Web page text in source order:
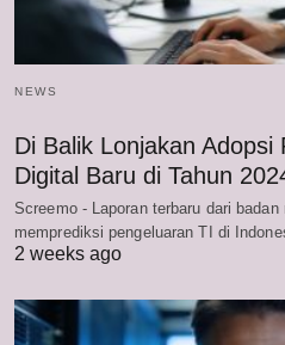
NEWS
Di Balik Lonjakan Adopsi
Digital Baru di Tahun
Screemo - Laporan terbaru dari
memprediksi pengeluaran TI di
2 weeks ago